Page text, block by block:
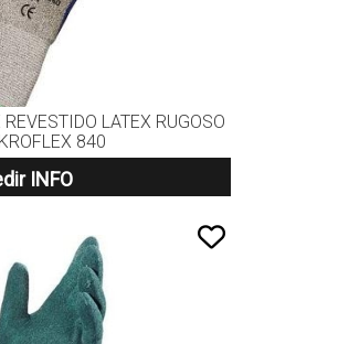
LATEX RUGOSO
840
INFO